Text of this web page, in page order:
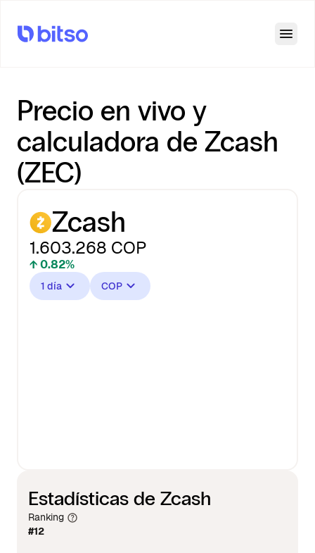
Precio en vivo y
calculadora de Zcash
(ZEC)
Zcash
1.603.268 COP
↑ 0.82%
1 día COP
Estadísticas de Zcash
Ranking
#12